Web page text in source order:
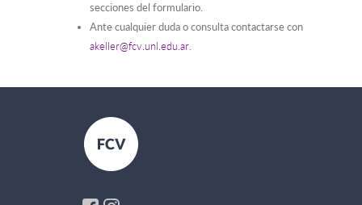
secciones del formulario.
Ante cualquier duda o consulta contactarse con
akeller@fcv.unl.edu.ar.